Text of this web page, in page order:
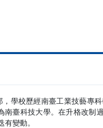
學校歷經南臺工業技藝專
臺科技大學。在升格改制
變動。